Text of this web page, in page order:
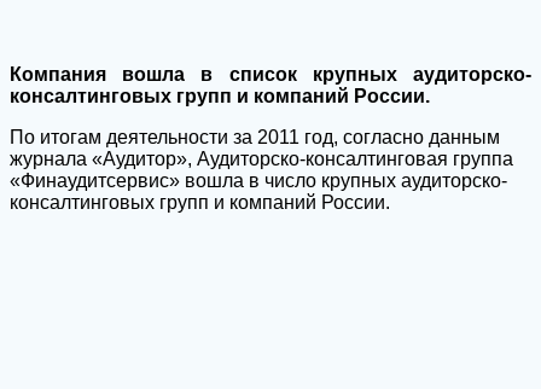
Компания вошла в список крупных аудиторско-
консалтинговых групп и компаний России.
По итогам деятельности за 2011 год, согласно данным
журнала «Аудитор», Аудиторско-консалтинговая группа
«Финаудитсервис» вошла в число крупных аудиторско-
консалтинговых групп и компаний России.